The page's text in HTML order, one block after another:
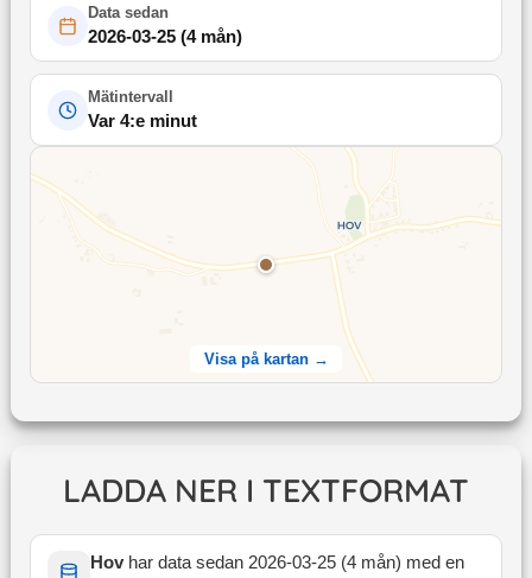
Data sedan
2026-03-25(4 mån)
Mätintervall
Var 4:e minut
Visa på kartan →
LADDA NER I TEXTFORMAT
Hovhar data sedan 2026-03-25(4 mån) med en